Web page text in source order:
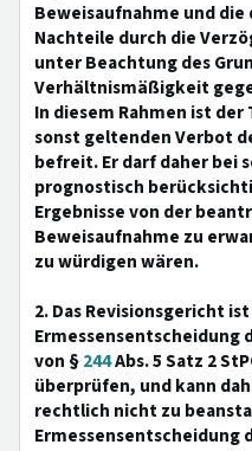
Beweisaufnahme und
Nachteile durch die
unter Beachtung des
Verhältnismäßigkeit
In diesem Rahmen ist
sonst geltenden Verbot
befreit. Er darf daher bei
prognostisch
Ergebnisse von der
Beweisaufnahme zu
zu würdigen wären.
2. Das Revisionsgericht
Ermessensentscheidung
von §244Abs. 5 Satz 2
überprüfen, und kann
rechtlich nicht zu
Ermessensentscheidung